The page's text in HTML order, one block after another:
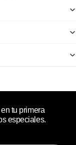
tu primera
especiales.